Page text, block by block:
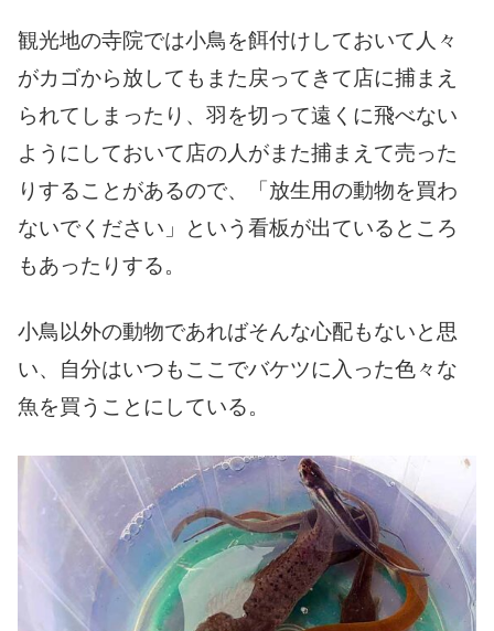
観光地の寺院では小鳥を餌付けしておいて人々
がカゴから放してもまた戻ってきて店に捕まえ
られてしまったり、羽を切って遠くに飛べない
ようにしておいて店の人がまた捕まえて売った
りすることがあるので、「放生用の動物を買わ
ないでください」という看板が出ているところ
もあったりする。
小鳥以外の動物であればそんな心配もないと思
い、自分はいつもここでバケツに入った色々な
魚を買うことにしている。